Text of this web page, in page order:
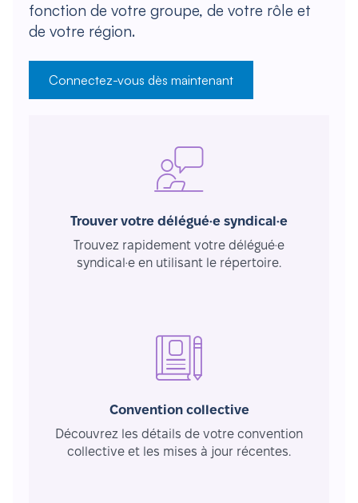
fonction de votre groupe, de votre rôle et
de votre région.
Connectez-vous dès maintenant
Trouver votre délégué·e syndical·e
Trouvez rapidement votre délégué·e
syndical·e en utilisant le répertoire.
Convention collective
Découvrez les détails de votre convention
collective et les mises à jour récentes.